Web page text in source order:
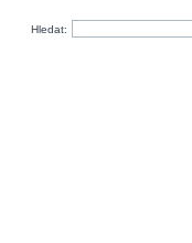
Hledat: